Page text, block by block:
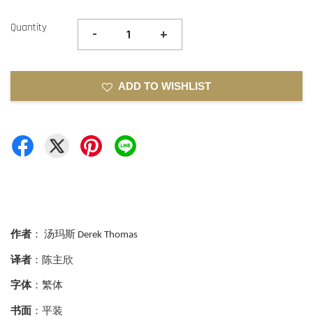
Quantity - +
ADD TO WISHLIST
作者 ： 汤玛斯 Derek Thomas
译者 ：陈主欣
字体：繁体
书面 ：平装